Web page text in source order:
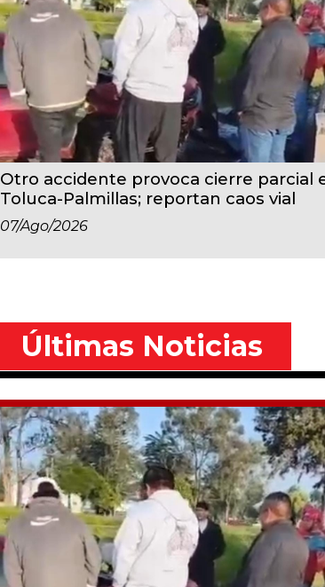
Otro accidente provoca cierre parcial
Toluca-Palmillas; reportan caos vial
07/ago/2026
Últimas Noticias